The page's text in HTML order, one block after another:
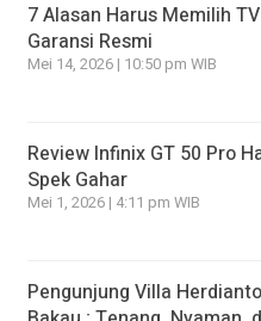
7 Alasan Harus Memilih
Garansi Resmi
Mei 14, 2026 | 10:50 pm WIB
Review Infinix GT 50 Pro
Spek Gahar
Mei 1, 2026 | 4:11 pm WIB
Pengunjung Villa